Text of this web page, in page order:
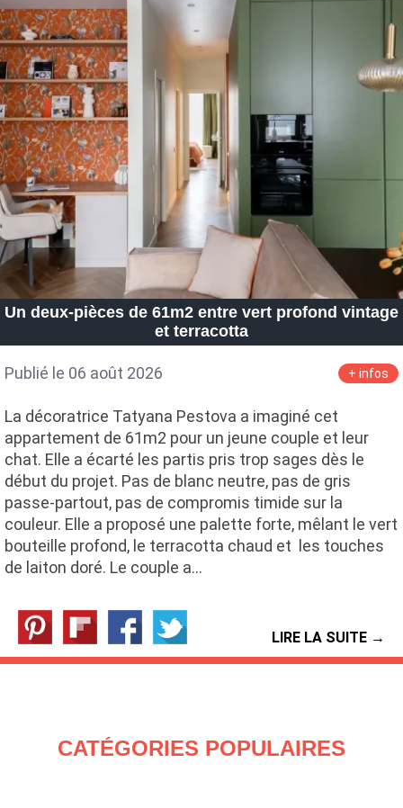
Un deux-pièces de 61m2 entre vert profond vintage
et terracotta
Publié le 06 août 2026 + infos
La décoratrice Tatyana Pestova a imaginé cet
appartement de 61m2 pour un jeune couple et leur
chat. Elle a écarté les partis pris trop sages dès le
début du projet. Pas de blanc neutre, pas de gris
passe-partout, pas de compromis timide sur la
couleur. Elle a proposé une palette forte, mêlant le vert
bouteille profond, le terracotta chaud et les touches
de laiton doré. Le couple a…
LIRE LA SUITE →
CATÉGORIES POPULAIRES